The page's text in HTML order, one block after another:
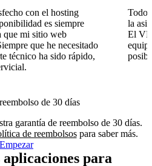
con el hosting
es siempre
que mi sitio web
que he necesitado
técnico ha sido rápido,
Todo
la
El
de 30 días
garantía de reembolso de 30 días.
de reembolsospara saber más.
Empezar
para